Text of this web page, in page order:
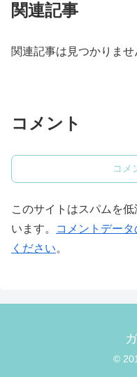
関連記事
関連記事は見つかりませ
コメント
コメ
このサイトはスパムを
います。
コメントデー
ください。
©